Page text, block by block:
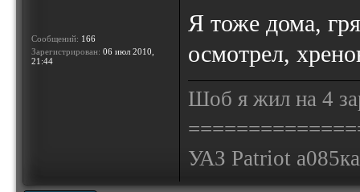
Сообщений: 166
Зарегистрирован: 06 июл 2010,
21:44
Я тоже дома,
осмотрел,
Шоб я жил на 4
УАЗ Patriot